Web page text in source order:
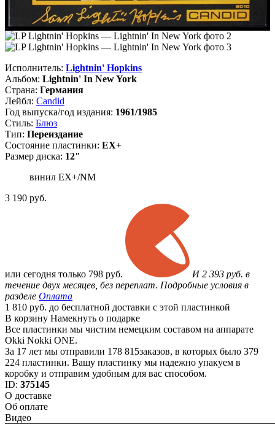
Исполнитель: Lightnin' Hopkins
Альбом: Lightnin' In New York
Страна: Германия
Лейбл: Candid
Год выпуска/год издания: 1961/1985
Стиль: Блюз
Тип: Переиздание
Состояние пластинки: EX+
Размер диска: 12"
винил EX+/NM
3 190 руб.
или сегодня только 798 руб.
И 2 393 руб. в
течение двух месяцев, без переплат. Подробные условия в
разделе Оплата
1 810 руб. до бесплатной доставки с этой пластинкой
В корзину Намекнуть о подарке
Все пластинки мы чистим немецким составом на аппарате
Okki Nokki ONE.
За 17 лет мы отправили 178 815заказов, в которых было 379
224 пластинки. Вашу пластинку мы надежно упакуем в
коробку и отправим удобным для вас способом.
ID: 375145
О доставке
Об оплате
Видео